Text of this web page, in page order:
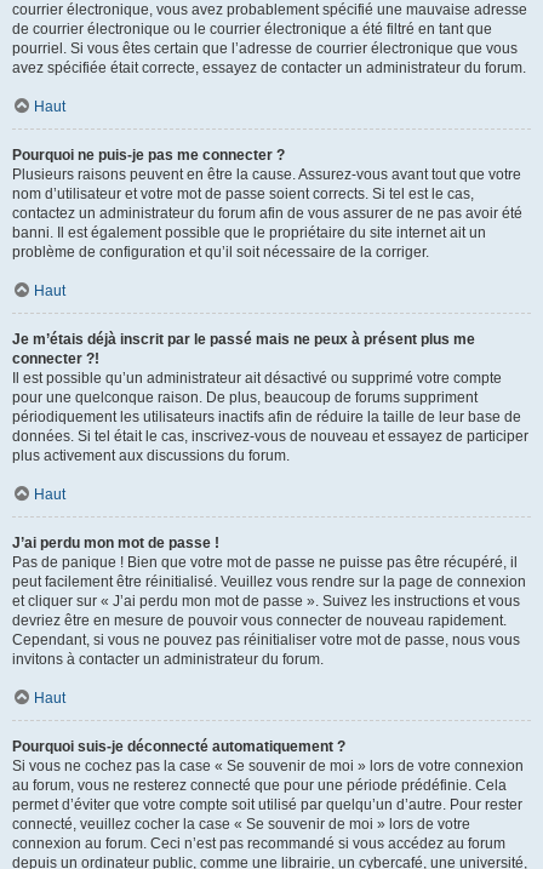
courrier électronique, vous avez probablement spécifié une mauvaise adresse
de courrier électronique ou le courrier électronique a été filtré en tant que
pourriel. Si vous êtes certain que l’adresse de courrier électronique que vous
avez spécifiée était correcte, essayez de contacter un administrateur du forum.
Haut
Pourquoi ne puis-je pas me connecter ?
Plusieurs raisons peuvent en être la cause. Assurez-vous avant tout que votre
nom d’utilisateur et votre mot de passe soient corrects. Si tel est le cas,
contactez un administrateur du forum afin de vous assurer de ne pas avoir été
banni. Il est également possible que le propriétaire du site internet ait un
problème de configuration et qu’il soit nécessaire de la corriger.
Haut
Je m’étais déjà inscrit par le passé mais ne peux à présent plus me
connecter ?!
Il est possible qu’un administrateur ait désactivé ou supprimé votre compte
pour une quelconque raison. De plus, beaucoup de forums suppriment
périodiquement les utilisateurs inactifs afin de réduire la taille de leur base de
données. Si tel était le cas, inscrivez-vous de nouveau et essayez de participer
plus activement aux discussions du forum.
Haut
J’ai perdu mon mot de passe !
Pas de panique ! Bien que votre mot de passe ne puisse pas être récupéré, il
peut facilement être réinitialisé. Veuillez vous rendre sur la page de connexion
et cliquer sur « J’ai perdu mon mot de passe ». Suivez les instructions et vous
devriez être en mesure de pouvoir vous connecter de nouveau rapidement.
Cependant, si vous ne pouvez pas réinitialiser votre mot de passe, nous vous
invitons à contacter un administrateur du forum.
Haut
Pourquoi suis-je déconnecté automatiquement ?
Si vous ne cochez pas la case « Se souvenir de moi » lors de votre connexion
au forum, vous ne resterez connecté que pour une période prédéfinie. Cela
permet d’éviter que votre compte soit utilisé par quelqu’un d’autre. Pour rester
connecté, veuillez cocher la case « Se souvenir de moi » lors de votre
connexion au forum. Ceci n’est pas recommandé si vous accédez au forum
depuis un ordinateur public, comme une librairie, un cybercafé, une université,